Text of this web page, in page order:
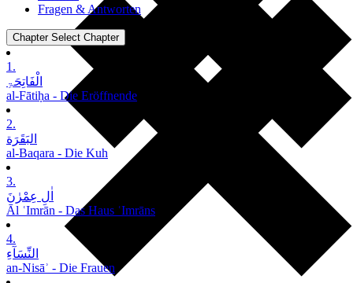
Fragen & Antworten
Chapter Select Chapter
1.
الْفَاتِحَۃِ
al-Fātiḥa - Die Eröffnende
2.
البَقَرَة
al-Baqara - Die Kuh
3.
اٰلِ عِمْرٰنَ
Āl ʿImrān - Das Haus ʿImrāns
4.
النِّسَآءِ
an-Nisāʾ - Die Frauen